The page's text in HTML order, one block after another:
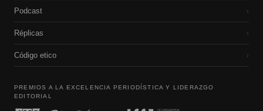
Podcast ›
Réplicas ›
Código etico ›
PREMIOS A LA EXCELENCIA PERIODÍSTICA Y LIDERAZGO
EDITORIAL